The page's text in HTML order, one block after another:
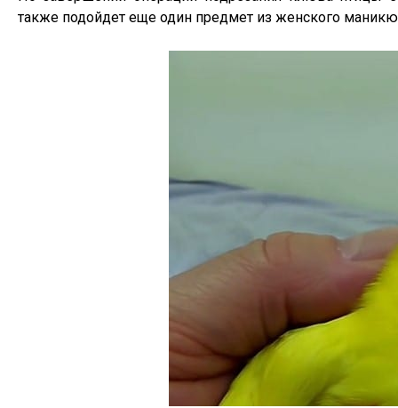
также подойдет еще один предмет из женского